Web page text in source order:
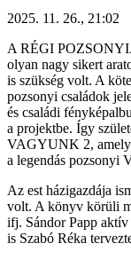
2025. 11. 26., 21:02
A RÉGI
olyan nagy sikert
is szükség volt. A
pozsonyi családok
és családi
a projektbe. Így
VAGYUNK 2,
a legendás pozsonyi
Az est házigazdája
volt. A könyv körüli
ifj. Sándor Papp
is Szabó Réka